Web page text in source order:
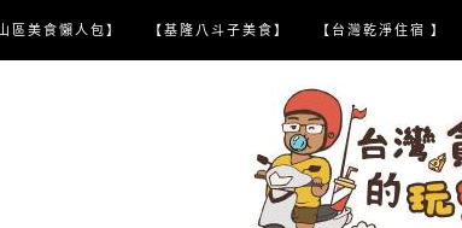
區美食懶人包】 【基隆八斗子美食】 【台灣乾淨住宿 】